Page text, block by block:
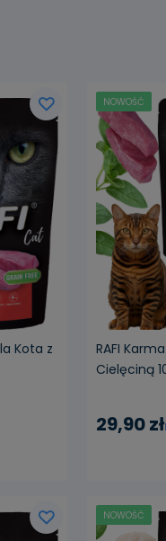
Kota z
RAFI
Cielęciną
29,90 zł
NOWOŚĆ
NOWOŚĆ